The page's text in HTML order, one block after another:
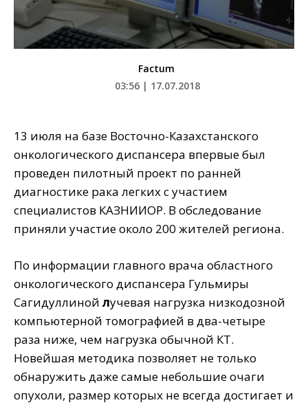
Factum
03:56 | 17.07.2018
13 июля на базе Восточно-Казахстанского
онкологического диспансера впервые был
проведен пилотный проект по ранней
диагностике рака легких с участием
специалистов КАЗНИИОР. В обследование
приняли участие около 200 жителей региона.
По информации главного врача областного
онкологического диспансера Гульмиры
Сагидуллиной лучевая нагрузка низкодозной
компьютерной томографией в два-четыре
раза ниже, чем нагрузка обычной КТ.
Новейшая методика позволяет не только
обнаружить даже самые небольшие очаги
опухоли, размер которых не всегда достигает и